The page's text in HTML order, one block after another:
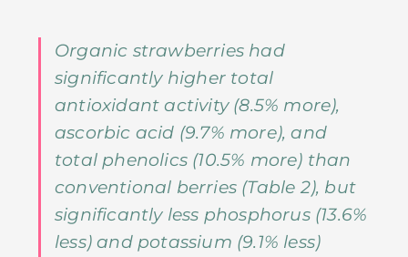
Organic strawberries had
significantly higher total
antioxidant activity (8.5% more),
ascorbic acid (9.7% more), and
total phenolics (10.5% more) than
conventional berries (Table 2), but
significantly less phosphorus (13.6%
less) and potassium (9.1% less)